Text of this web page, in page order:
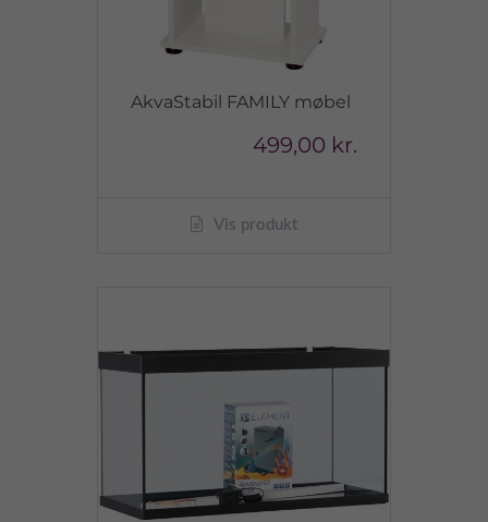
AkvaStabil FAMILY møbel
499,00 kr.
Vis produkt